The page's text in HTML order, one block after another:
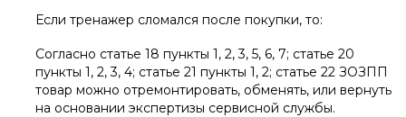
Если тренажер сломался после покупки, то:
Согласно статье 18 пункты 1, 2, 3, 5, 6, 7; статье 20
пункты 1, 2, 3, 4; статье 21 пункты 1, 2; статье 22 ЗОЗПП
товар можно отремонтировать, обменять, или вернуть
на основании экспертизы сервисной службы.